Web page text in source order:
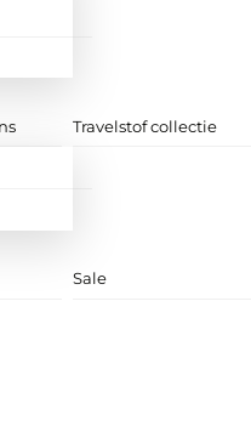
Travelstof collectie
Sale